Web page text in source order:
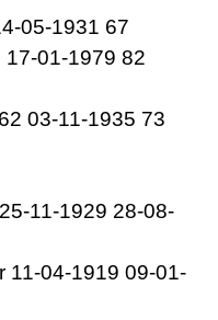
05-1931 67
01-1979 82
03-11-1935 73
11-1929 28-08-
11-04-1919 09-01-